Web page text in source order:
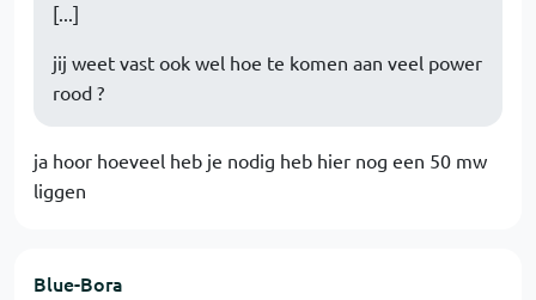
[...]
jij weet vast ook wel hoe te komen aan veel power
rood ?
ja hoor hoeveel heb je nodig heb hier nog een 50 mw
liggen
Blue-Bora